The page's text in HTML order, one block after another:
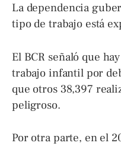
La dependencia
tipo de trabajo está
El BCR señaló que
trabajo infantil por
que otros 38,397
peligroso.
Por otra parte, en el